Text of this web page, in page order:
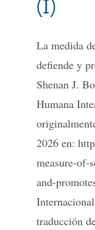
(I)
La medida
defiende y
Shenan J.
Humana
2026 en:
measure-of-
and-
traducción